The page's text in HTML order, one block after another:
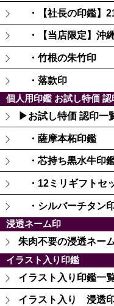
・【社長の印鑑】
・【当店限定】沖
・竹根の朱竹印
・落款印
個人用印鑑 お試し特価 認
▶お試し特価 認印一
・薩摩本柘印鑑
・芯持ち黒水牛印
・12ミリギフトセ
・シルバーチタン
浸透ネーム印
朱肉不要の浸透ネー
イラスト入り印鑑
イラスト入り印鑑一
イラスト入り 浸透